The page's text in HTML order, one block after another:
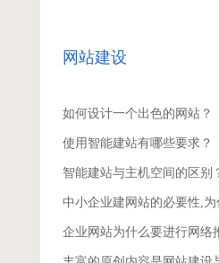
网站建设
如何设计一个出色的网站？
使用智能建站有哪些要求？
智能建站与主机空间的区别
中小企业建网站的必要性,
企业网站为什么要进行网络